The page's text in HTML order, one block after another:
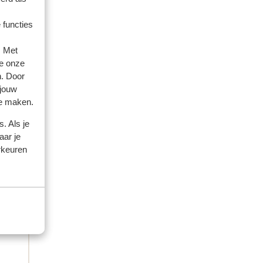
functies
Met
onze
Door
maken.
Als je
je